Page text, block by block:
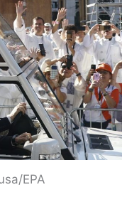
EPA